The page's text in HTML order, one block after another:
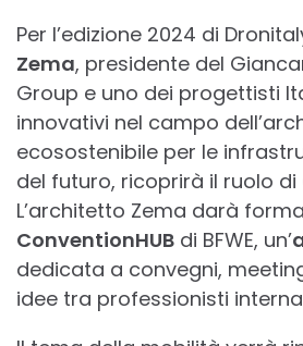
Per l’edizione 2024 di
Zema, presidente del
Group e uno dei progettisti
innovativi nel campo
ecosostenibile per le
del futuro, ricoprirà il ruolo di
L’architetto Zema darà
ConventionHUB di BFWE, un’
dedicata a convegni,
idee tra professionisti